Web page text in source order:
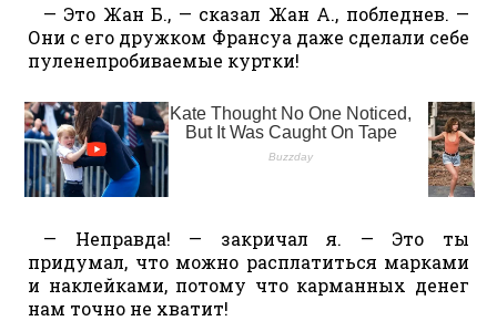
— Это Жан Б., — сказал Жан А., побледнев. —
Они с его дружком Франсуа даже сделали себе
пуленепробиваемые куртки!
— Неправда! — закричал я. — Это ты
придумал, что можно расплатиться марками
и наклейками, потому что карманных денег
нам точно не хватит!